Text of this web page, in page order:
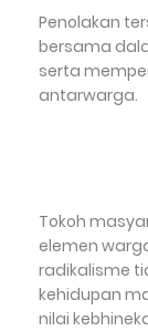
Penolakan
bersama
serta
antarwarga.
Tokoh
elemen
radikalisme
kehidupan
nilai